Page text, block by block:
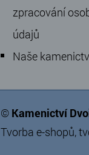
zpracování
údajů
Naše
© Kamenictví
Tvorba e-shopů,